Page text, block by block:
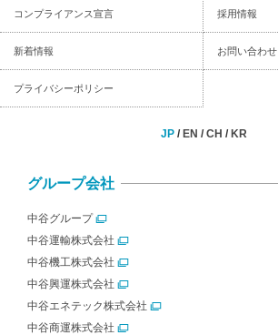
コンプライアンス宣言 採用情報
新着情報 お問い合わせ
プライバシーポリシー
JP/ EN /CH / KR
グループ会社
中谷グループ
中谷運輸株式会社
中谷機工株式会社
中谷興運株式会社
中谷エネテック株式会社
中谷商運株式会社